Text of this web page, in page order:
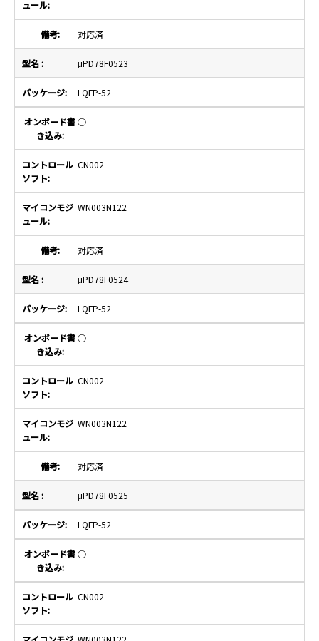
対応済
μPD78F0523
LQFP-52
○
CN002
WN003N122
対応済
μPD78F0524
LQFP-52
○
CN002
WN003N122
対応済
μPD78F0525
LQFP-52
○
CN002